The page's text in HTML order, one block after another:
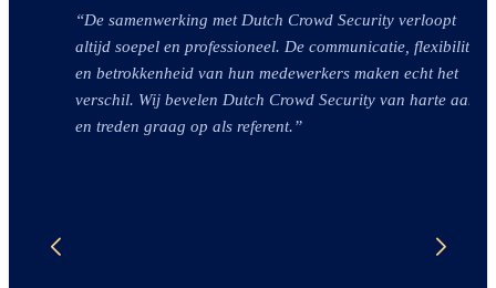
“De samenwerking met Dutch Crowd Security verloopt
altijd soepel en professioneel. De communicatie, flexibiliteit
en betrokkenheid van hun medewerkers maken echt het
verschil. Wij bevelen Dutch Crowd Security van harte aan
en treden graag op als referent.”